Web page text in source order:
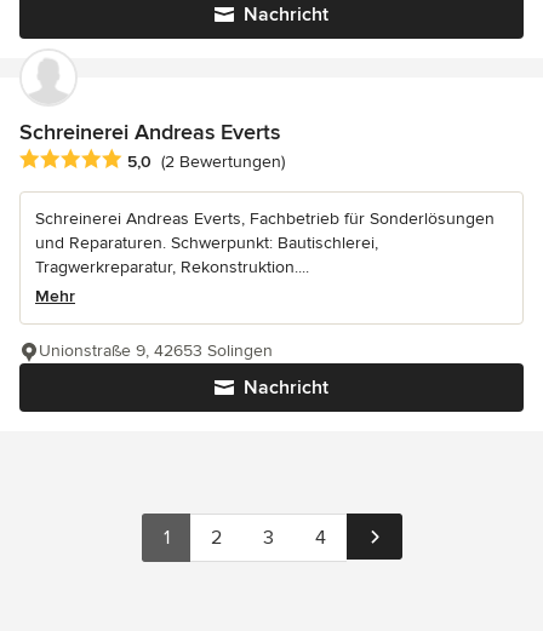
Nachricht
Schreinerei Andreas Everts
Durchschnittliche Bewertung: 5 von 5 Sternen
5,0 (2 Bewertungen)
Schreinerei Andreas Everts, Fachbetrieb für Sonderlösungen
und Reparaturen. Schwerpunkt: Bautischlerei,
Tragwerkreparatur, Rekonstruktion....
Mehr
Nachricht
Unionstraße 9, 42653 Solingen
1 2 3 4